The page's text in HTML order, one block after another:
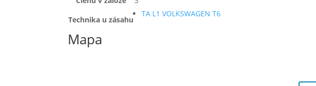
Technika u zásahu
TA L1 VOLKSWAGEN T6
Mapa